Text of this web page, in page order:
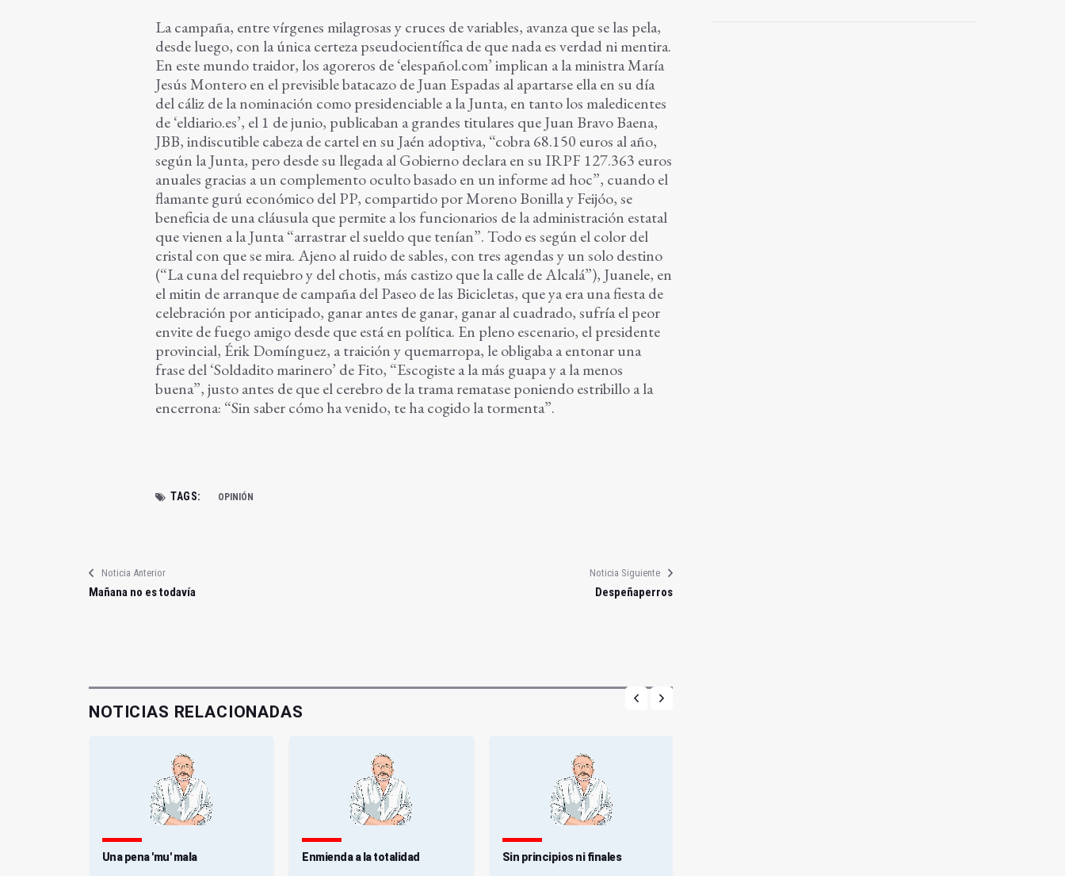
La campaña, entre vírgenes milagrosas y cruces de variables, avanza que se las pela,
desde luego, con la única certeza pseudocientífica de que nada es verdad ni mentira.
En este mundo traidor, los agoreros de ‘elespañol.com’ implican a la ministra María
Jesús Montero en el previsible batacazo de Juan Espadas al apartarse ella en su día
del cáliz de la nominación como presidenciable a la Junta, en tanto los maledicentes
de ‘eldiario.es’, el 1 de junio, publicaban a grandes titulares que Juan Bravo Baena,
JBB, indiscutible cabeza de cartel en su Jaén adoptiva, “cobra 68.150 euros al año,
según la Junta, pero desde su llegada al Gobierno declara en su IRPF 127.363 euros
anuales gracias a un complemento oculto basado en un informe ad hoc”, cuando el
flamante gurú económico del PP, compartido por Moreno Bonilla y Feijóo, se
beneficia de una cláusula que permite a los funcionarios de la administración estatal
que vienen a la Junta “arrastrar el sueldo que tenían”. Todo es según el color del
cristal con que se mira. Ajeno al ruido de sables, con tres agendas y un solo destino
(“La cuna del requiebro y del chotis, más castizo que la calle de Alcalá”), Juanele, en
el mitin de arranque de campaña del Paseo de las Bicicletas, que ya era una fiesta de
celebración por anticipado, ganar antes de ganar, ganar al cuadrado, sufría el peor
envite de fuego amigo desde que está en política. En pleno escenario, el presidente
provincial, Érik Domínguez, a traición y quemarropa, le obligaba a entonar una
frase del ‘Soldadito marinero’ de Fito, “Escogiste a la más guapa y a la menos
buena”, justo antes de que el cerebro de la trama rematase poniendo estribillo a la
encerrona: “Sin saber cómo ha venido, te ha cogido la tormenta”.
TAGS: OPINIÓN
Noticia Anterior
Mañana no es todavía
Noticia Siguiente
Despeñaperros
NOTICIAS RELACIONADAS
Una pena 'mu' mala Enmienda a la totalidad Sin principios ni finales